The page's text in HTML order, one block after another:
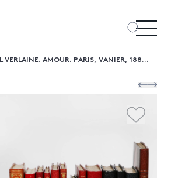
PAUL VERLAINE. AMOUR. PARIS, VANIER, 1888. IN-12, BRADEL DEMI-MAROQUIN ROUGE À COINS, TÊTE DORÉE, COUVERTURE ET DOS, ÉTUI (TCHÉKÉROU...